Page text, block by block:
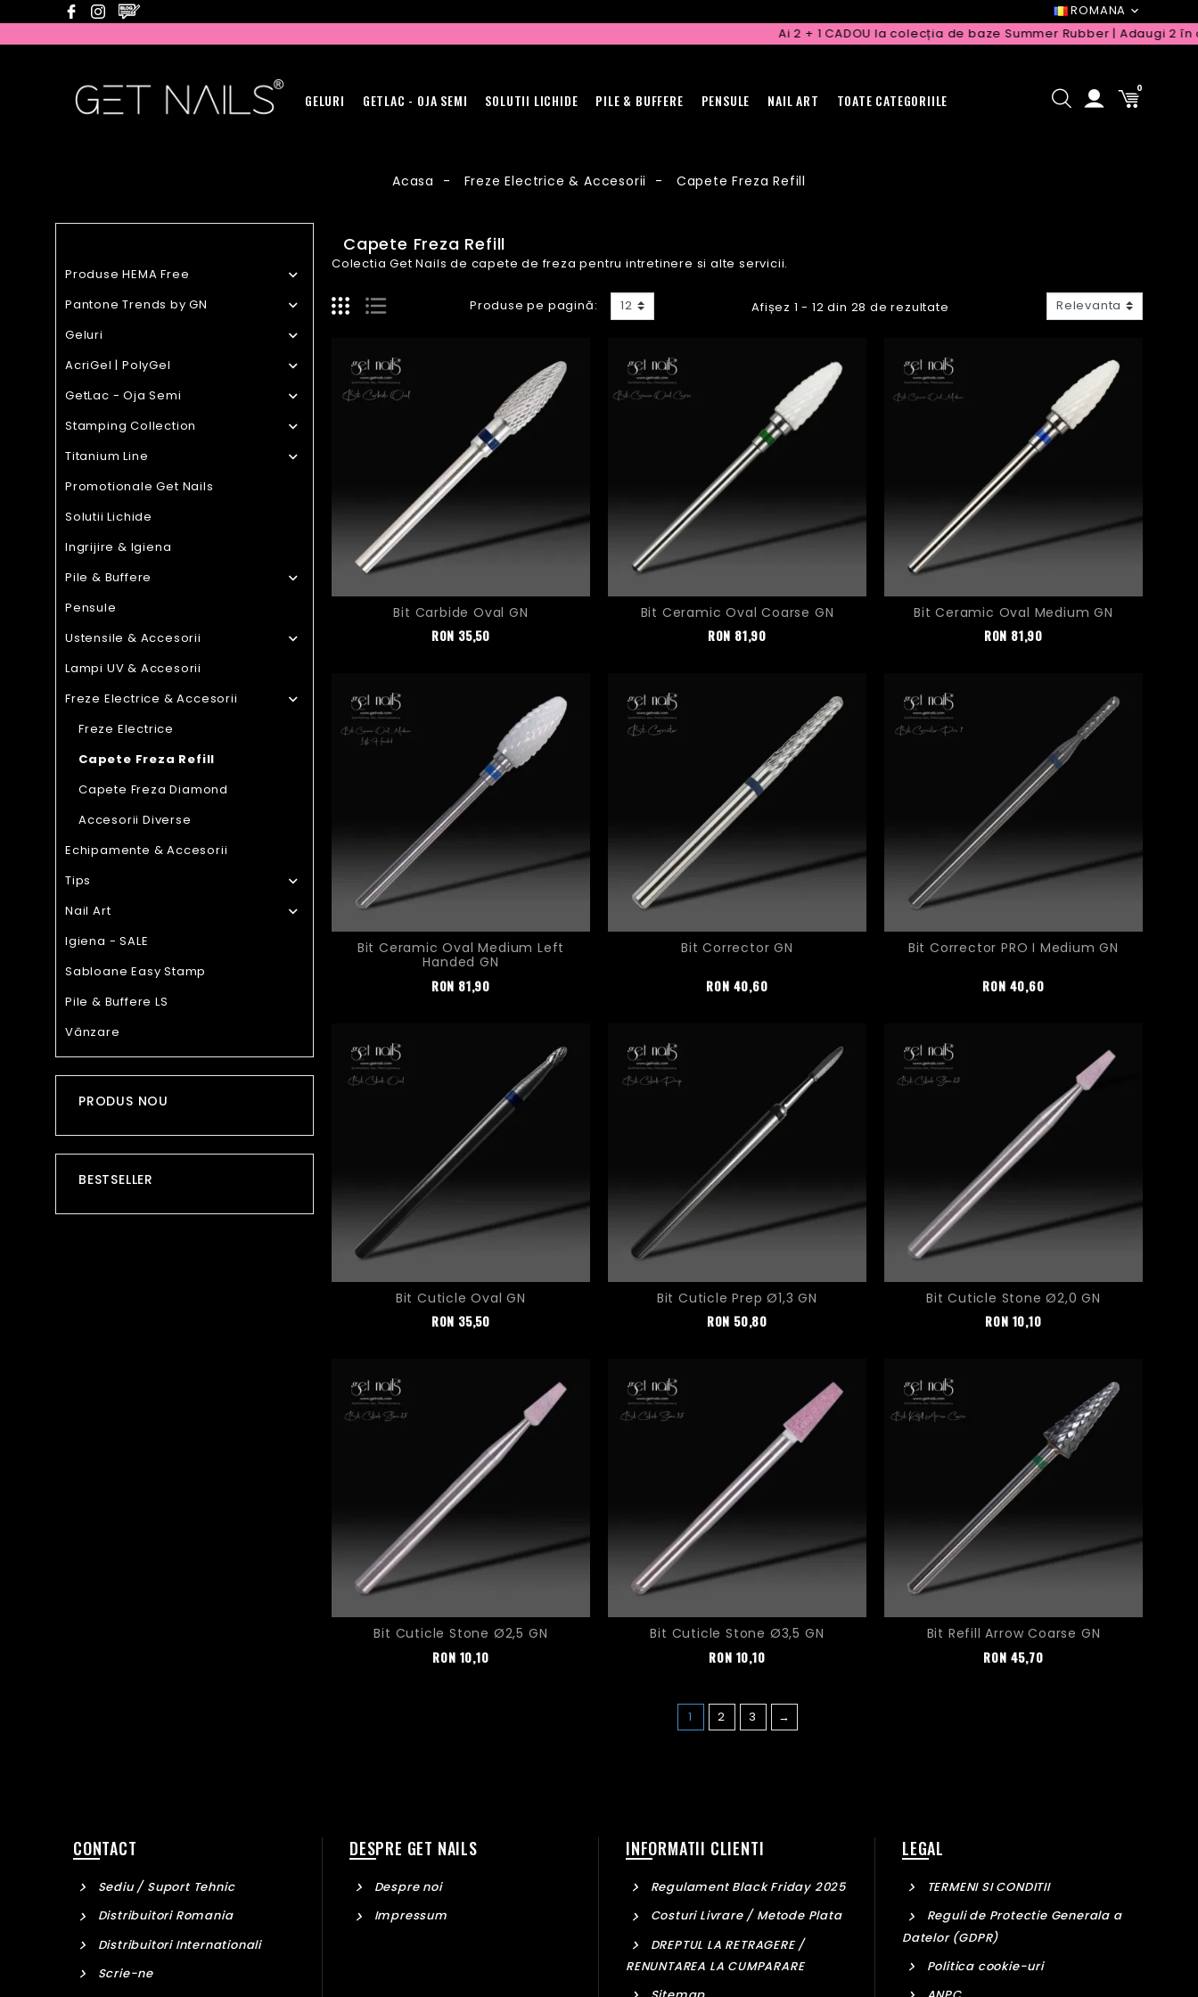
ROMANA
Ai 2 + 1 CADOU la colecția de baze Summer Rubber | Adaugi 2 în coș,
GELURI GETLAC - OJA SEMI SOLUTII LICHIDE PILE & BUFFERE PENSULE NAIL ART TOATE CATEGORIILE
0
Acasa Freze Electrice & Accesorii Capete Freza Refill
Produse HEMA Free 
Pantone Trends by GN 
Geluri 
AcriGel | PolyGel 
GetLac - Oja Semi 
Stamping Collection 
Titanium Line 
Promotionale Get Nails
Solutii Lichide
Ingrijire & Igiena
Pile & Buffere

Pensule
Ustensile & Accesorii

Lampi UV & Accesorii
Freze Electrice & Accesorii

Freze Electrice
Capete Freza Refill
Capete Freza Diamond
Accesorii Diverse
Echipamente & Accesorii
Tips

Nail Art 
Igiena - SALE
Sabloane Easy Stamp
Pile & Buffere LS
Vânzare
PRODUS NOU
BESTSELLER
Capete Freza Refill
Colectia Get Nails de capete de freza pentru intretinere si alte servicii.
Produse pe pagină: 12 Afișez 1 - 12 din 28 de rezultate Relevanta
Bit Carbide Oval GN
Pret
RON 35,50
Bit Ceramic Oval Coarse GN
Pret
RON 81,90
Bit Ceramic Oval Medium GN
Pret
RON 81,90
Bit Ceramic Oval Medium Left
Handed GN
Pret
RON 81,90
Bit Corrector GN
Pret
RON 40,60
Bit Corrector PRO I Medium GN
Pret
RON 40,60
Bit Cuticle Oval GN
Pret
RON 35,50
Bit Cuticle Prep Ø1,3 GN
Pret
RON 50,80
Bit Cuticle Stone Ø2,0 GN
Pret
RON 10,10
Bit Cuticle Stone Ø2,5 GN
Pret
RON 10,10
Bit Cuticle Stone Ø3,5 GN
Pret
RON 10,10
Bit Refill Arrow Coarse GN
Pret
RON 45,70
1 2 3 →
CONTACT
Sediu / Suport Tehnic
Distribuitori Romania
Distribuitori Internationali
Scrie-ne
DESPRE GET NAILS
Despre noi
Impressum
INFORMATII CLIENTI
Regulament Black Friday 2025
Costuri Livrare / Metode Plata
DREPTUL LA RETRAGERE /
RENUNTAREA LA CUMPARARE
LEGAL
TERMENI SI CONDITII
Reguli de Protectie Generala a
Datelor (GDPR)
Politica cookie-uri